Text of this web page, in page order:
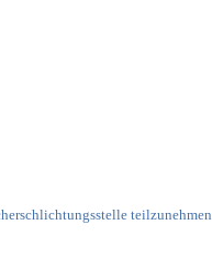
teilzunehmen.